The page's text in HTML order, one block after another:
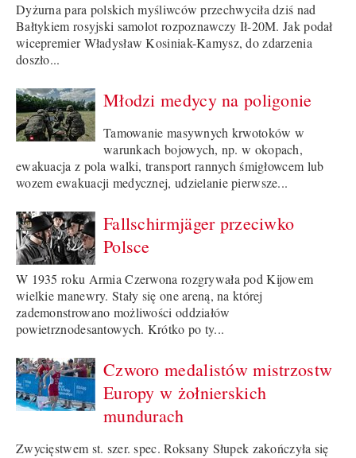
Dyżurna para polskich myśliwców przechwyciła dziś nad
Bałtykiem rosyjski samolot rozpoznawczy Ił-20M. Jak podał
wicepremier Władysław Kosiniak-Kamysz, do zdarzenia
doszło...
Młodzi medycy na poligonie
Tamowanie masywnych krwotoków w
warunkach bojowych, np. w okopach,
ewakuacja z pola walki, transport rannych śmigłowcem lub
wozem ewakuacji medycznej, udzielanie pierwsze...
Fallschirmjäger przeciwko
Polsce
W 1935 roku Armia Czerwona rozgrywała pod Kijowem
wielkie manewry. Stały się one areną, na której
zademonstrowano możliwości oddziałów
powietrznodesantowych. Krótko po ty...
Czworo medalistów mistrzostw
Europy w żołnierskich
mundurach
Zwycięstwem st. szer. spec. Roksany Słupek zakończyła się